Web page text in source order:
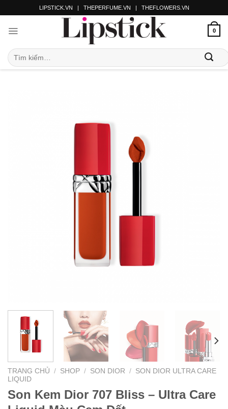
LIPSTICK.VN | THEPERFUME.VN | THEFLOWERS.VN
0
TRANG CHỦ / SHOP / SON DIOR / SON DIOR ULTRA CARE
LIQUID
Son Kem Dior 707 Bliss – Ultra Care